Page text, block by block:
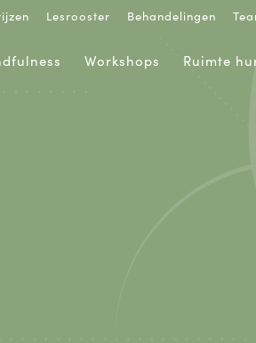
Lesrooster Behandelingen
Workshops Ruimte